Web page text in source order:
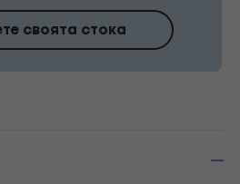
своята стока